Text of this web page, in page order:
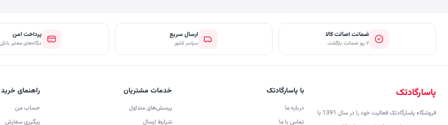
ضمانت اصالت کالا
۷ روز ضمانت بازگشت
ارسال سریع
سراسر کشور
پرداخت امن
درگاه‌های معتبر بانکی
پاسارگادتک
فروشگاه پاسارگادتک فعالیت خود را در سال 1391 با
با پاسارگادتک
درباره ما
تماس با ما
خدمات مشتریان
پرسش‌های متداول
شرایط ارسال
راهنمای خرید
حساب من
پیگیری سفارش